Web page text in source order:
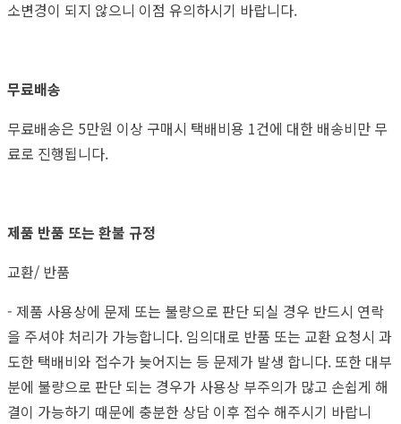
소변경이 되지 않으니 이점 유의하시기 바랍니다.
무료배송
무료배송은 5만원 이상 구매시 택배비용 1건에 대한 배송비만 무
료로 진행됩니다.
제품 반품 또는 환불 규정
교환/ 반품
- 제품 사용상에 문제 또는 불량으로 판단 되실 경우 반드시 연락
을 주셔야 처리가 가능합니다. 임의대로 반품 또는 교환 요청시 과
도한 택배비와 접수가 늦어지는 등 문제가 발생 합니다. 또한 대부
분에 불량으로 판단 되는 경우가 사용상 부주의가 많고 손쉽게 해
결이 가능하기 때문에 충분한 상담 이후 접수 해주시기 바랍니